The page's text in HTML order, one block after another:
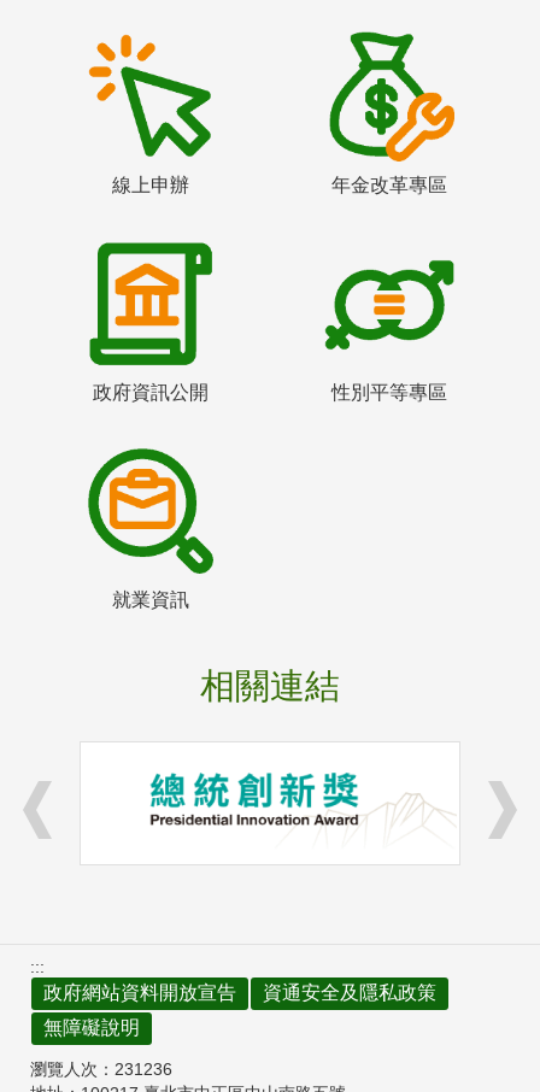
線上申辦 年金改革專區
政府資訊公開 性別平等專區
就業資訊
相關連結
:::
政府網站資料開放宣告
資通安全及隱私政策
無障礙說明
瀏覽人次： 231236